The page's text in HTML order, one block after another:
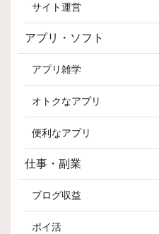
サイト運営
アプリ・ソフト
アプリ雑学
オトクなアプリ
便利なアプリ
仕事・副業
ブログ収益
ポイ活